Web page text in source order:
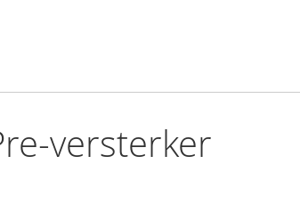
versterker